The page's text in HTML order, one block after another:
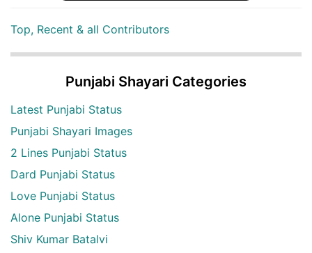
Top, Recent & all Contributors
Punjabi Shayari Categories
Latest Punjabi Status
Punjabi Shayari Images
2 Lines Punjabi Status
Dard Punjabi Status
Love Punjabi Status
Alone Punjabi Status
Shiv Kumar Batalvi